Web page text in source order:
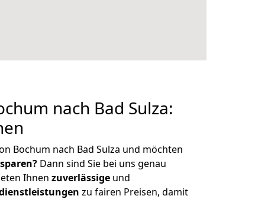
nach Bad Sulza:
Bochum nach Bad Sulza und möchten
Dann sind Sie bei uns genau
Ihnen zuverlässige und
zu fairen Preisen, damit